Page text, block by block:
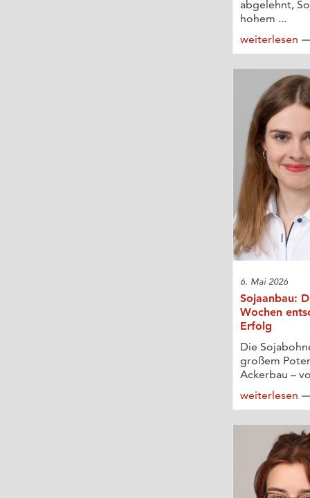
abgelehnt,
hohem ...
weiterlesen
6. Mai 2026
Sojaanbau:
Wochen
Erfolg
Die
großem
Ackerbau –
weiterlesen